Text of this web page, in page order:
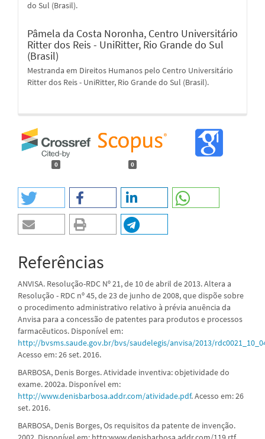
do Sul (Brasil).
Pâmela da Costa Noronha, Centro Universitário
Ritter dos Reis - UniRitter, Rio Grande do Sul
(Brasil)
Mestranda em Direitos Humanos pelo Centro Universitário
Ritter dos Reis - UniRitter, Rio Grande do Sul (Brasil).
0 0
Referências
ANVISA. Resolução-RDC Nº 21, de 10 de abril de 2013. Altera a
Resolução - RDC nº 45, de 23 de junho de 2008, que dispõe sobre
o procedimento administrativo relativo à prévia anuência da
Anvisa para a concessão de patentes para produtos e processos
farmacêuticos. Disponível em:
http://bvsms.saude.gov.br/bvs/saudelegis/anvisa/2013/
Acesso em: 26 set. 2016.
BARBOSA, Denis Borges. Atividade inventiva: objetividade do
exame. 2002a. Disponível em:
http://www.denisbarbosa.addr.com/atividade.pdf. Acesso em: 26
set. 2016.
BARBOSA, Denis Borges, Os requisitos da patente de invenção.